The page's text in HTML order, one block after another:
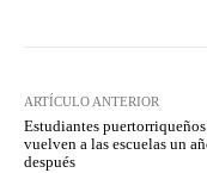
ARTÍCULO ANTERIOR
Estudiantes puertorriqueños
vuelven a las escuelas un
después